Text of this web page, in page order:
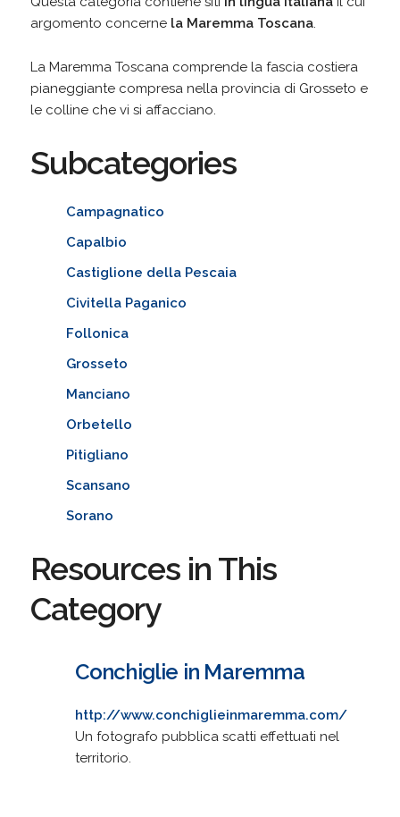
argomento concerne la Maremma Toscana.
La Maremma Toscana comprende la fascia costiera
pianeggiante compresa nella provincia di Grosseto e
le colline che vi si affacciano.
Subcategories
Campagnatico
Capalbio
Castiglione della Pescaia
Civitella Paganico
Follonica
Grosseto
Manciano
Orbetello
Pitigliano
Scansano
Sorano
Resources in This
Category
Conchiglie in Maremma
http://www.conchiglieinmaremma.com/
Un fotografo pubblica scatti effettuati nel
territorio.